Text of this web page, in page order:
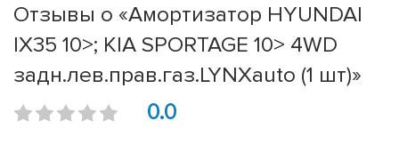
Отзывы о «Амортизатор HYUNDAI
IX35 10>; KIA SPORTAGE 10> 4WD
задн.лев.прав.газ.LYNXauto (1 шт)»
0.0